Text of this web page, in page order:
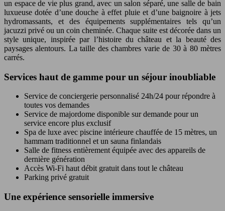
un espace de vie plus grand, avec un salon séparé, une salle de bain
luxueuse dotée d’une douche à effet pluie et d’une baignoire à jets
hydromassants, et des équipements supplémentaires tels qu’un
jacuzzi privé ou un coin cheminée. Chaque suite est décorée dans un
style unique, inspirée par l’histoire du château et la beauté des
paysages alentours. La taille des chambres varie de 30 à 80 mètres
carrés.
Services haut de gamme pour un séjour inoubliable
Service de conciergerie personnalisé 24h/24 pour répondre à
toutes vos demandes
Service de majordome disponible sur demande pour un
service encore plus exclusif
Spa de luxe avec piscine intérieure chauffée de 15 mètres, un
hammam traditionnel et un sauna finlandais
Salle de fitness entièrement équipée avec des appareils de
dernière génération
Accès Wi-Fi haut débit gratuit dans tout le château
Parking privé gratuit
Une expérience sensorielle immersive